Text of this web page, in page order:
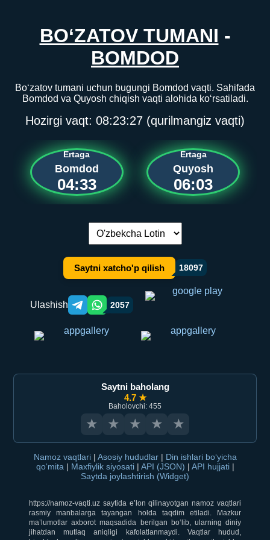
BO‘ZATOV TUMANI -
BOMDOD
Bo‘zatov tumani uchun bugungi Bomdod vaqti. Sahifada
Bomdod va Quyosh chiqish vaqti alohida ko‘rsatiladi.
Hozirgi vaqt: 08:23:27 (qurilmangiz vaqti)
Ertaga
Bomdod
04:33
Ertaga
Quyosh
06:03
Tilni almashtirish:
Saytni xatcho'p qilish 18097
Ulashish Telegram orqali ulashish
WhatsApp orqali ulashish
2057
Saytni baholang
4.7 ★
Baholovchi: 455
★ ★ ★ ★ ★
Namoz vaqtlari | Asosiy hududlar | Din ishlari bo‘yicha
qo‘mita | Maxfiylik siyosati | API (JSON) | API hujjati |
Saytda joylashtirish (Widget)
https://namoz-vaqti.uz saytida e’lon qilinayotgan namoz vaqtlari
rasmiy manbalarga tayangan holda taqdim etiladi. Mazkur
ma’lumotlar axborot maqsadida berilgan bo‘lib, ularning diniy
jihatdan mutlaq aniqligi kafolatlanmaydi. Vaqtlar hudud,